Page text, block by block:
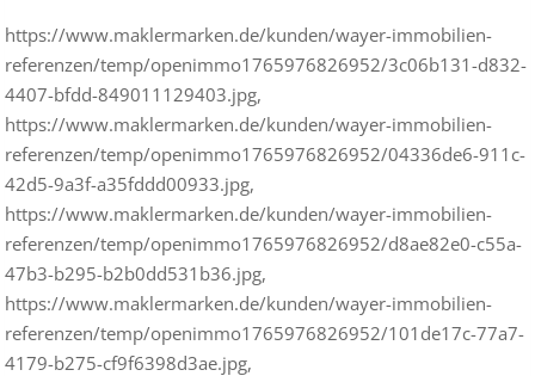
https://www.maklermarken.de/kunden/wayer-immobilien-
referenzen/temp/openimmo1765976826952/3c06b131-d832-
4407-bfdd-849011129403.jpg,
https://www.maklermarken.de/kunden/wayer-immobilien-
referenzen/temp/openimmo1765976826952/04336de6-911c-
42d5-9a3f-a35fddd00933.jpg,
https://www.maklermarken.de/kunden/wayer-immobilien-
referenzen/temp/openimmo1765976826952/d8ae82e0-c55a-
47b3-b295-b2b0dd531b36.jpg,
https://www.maklermarken.de/kunden/wayer-immobilien-
referenzen/temp/openimmo1765976826952/101de17c-77a7-
4179-b275-cf9f6398d3ae.jpg,